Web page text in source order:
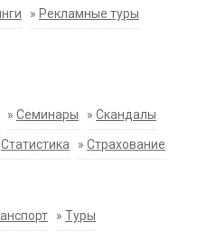
» Рекламные туры
» Семинары » Скандалы
Статистика » Страхование
» Туры